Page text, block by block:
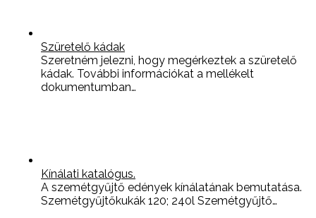
Szüretelő kádak
Szeretném jelezni, hogy megérkeztek a szüretelő
kádak. További információkat a mellékelt
dokumentumban…
Kínálati katalógus.
A szemétgyűjtő edények kínálatának bemutatása.
Szemétgyűjtőkukák 120; 240l Szemétgyűjtő…